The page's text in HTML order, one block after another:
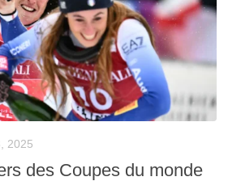
2025
des Coupes du monde